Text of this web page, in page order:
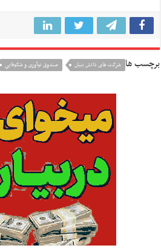
برچسب ها شرکت های دانش بنیان صندوق نوآوری و شکوفایی